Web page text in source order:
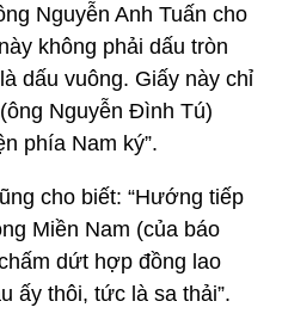
Nguyễn Anh Tuấn cho
không phải dấu tròn
dấu vuông. Giấy này chỉ
Nguyễn Đình Tú)
phía Nam ký”.
cho biết: “Hướng tiếp
Miền Nam (của báo
dứt hợp đồng lao
ấy thôi, tức là sa thải”.